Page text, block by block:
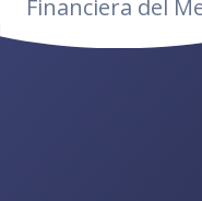
Financiera del